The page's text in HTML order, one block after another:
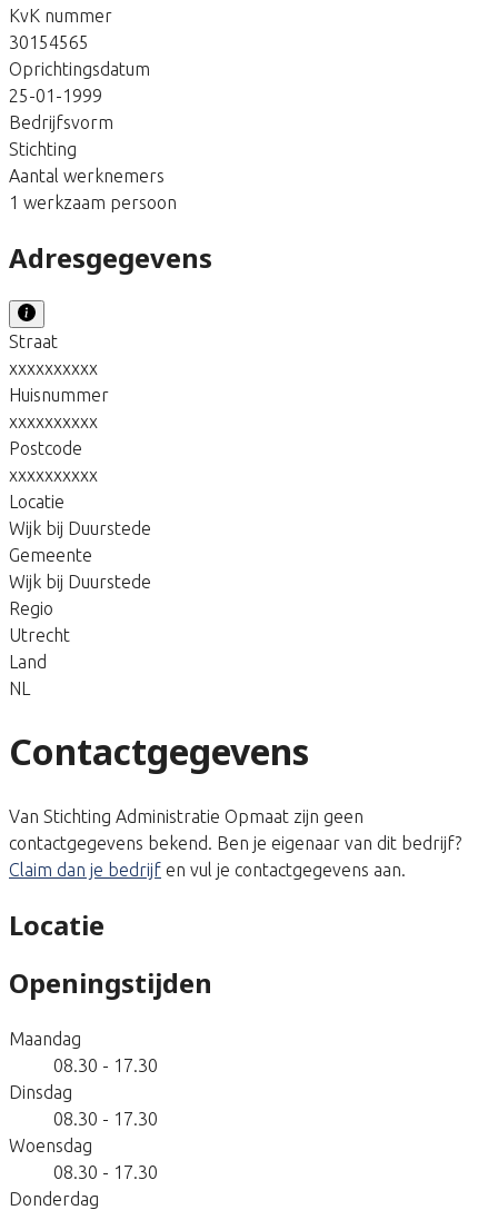
KvK nummer
30154565
Oprichtingsdatum
25-01-1999
Bedrijfsvorm
Stichting
Aantal werknemers
1 werkzaam persoon
Adresgegevens
Straat
xxxxxxxxxx
Huisnummer
xxxxxxxxxx
Postcode
xxxxxxxxxx
Locatie
Wijk bij Duurstede
Gemeente
Wijk bij Duurstede
Regio
Utrecht
Land
NL
Contactgegevens
Van Stichting Administratie Opmaat zijn geen
contactgegevens bekend. Ben je eigenaar van dit bedrijf?
Claim dan je bedrijf en vul je contactgegevens aan.
Locatie
Openingstijden
Maandag
08.30 - 17.30
Dinsdag
08.30 - 17.30
Woensdag
08.30 - 17.30
Donderdag